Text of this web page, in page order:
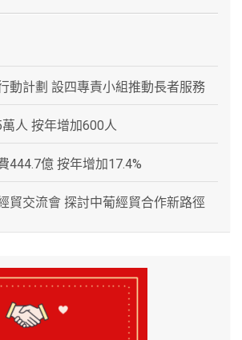
動計劃 設四專責小組推動長者服務
人 按年增加600人
444.7億 按年增加17.4%
貿交流會 探討中葡經貿合作新路徑